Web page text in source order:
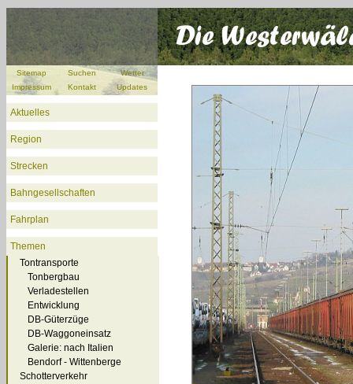
Sitemap Suchen
Wetter
Impressum
Kontakt Updates
Aktuelles
Region
Strecken
Bahngesellschaften
Fahrplan
Themen
Tontransporte
Tonbergbau
Verladestellen
Entwicklung
DB-Güterzüge
DB-Waggoneinsatz
Galerie: nach Italien
Bendorf - Wittenberge
Schotterverkehr